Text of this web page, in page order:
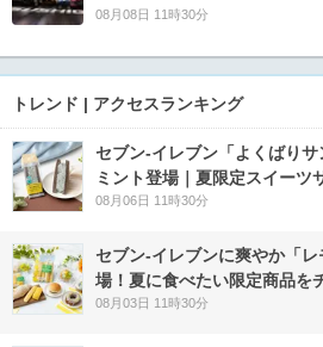
08月08日 11時30分
トレンド | アクセスランキング
セブン‐イレブン「よくばり
ミント登場｜夏限定スイーツ
08月06日 11時30分
セブン‐イレブンに爽やか「
場！夏に食べたい限定商品を
08月03日 11時30分